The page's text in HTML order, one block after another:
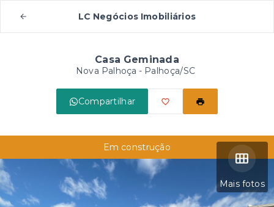
LC Negócios Imobiliários
Casa Geminada
Nova Palhoça - Palhoça/SC
Compartilhar
Mais fotos
Em construção